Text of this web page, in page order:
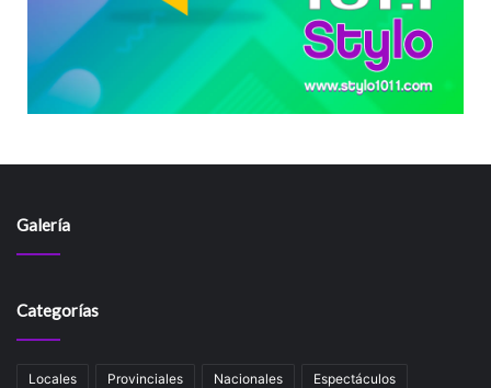
Galería
Categorías
Locales Provinciales Nacionales Espectáculos